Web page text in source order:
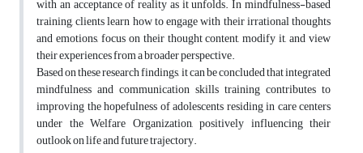
with an acceptance of reality as it unfolds. In mindfulness-based
training, clients learn how to engage with their irrational thoughts
and emotions, focus on their thought content, modify it, and view
their experiences from a broader perspective.
Based on these research findings, it can be concluded that integrated
mindfulness and communication skills training contributes to
improving the hopefulness of adolescents residing in care centers
under the Welfare Organization, positively influencing their
outlook on life and future trajectory.